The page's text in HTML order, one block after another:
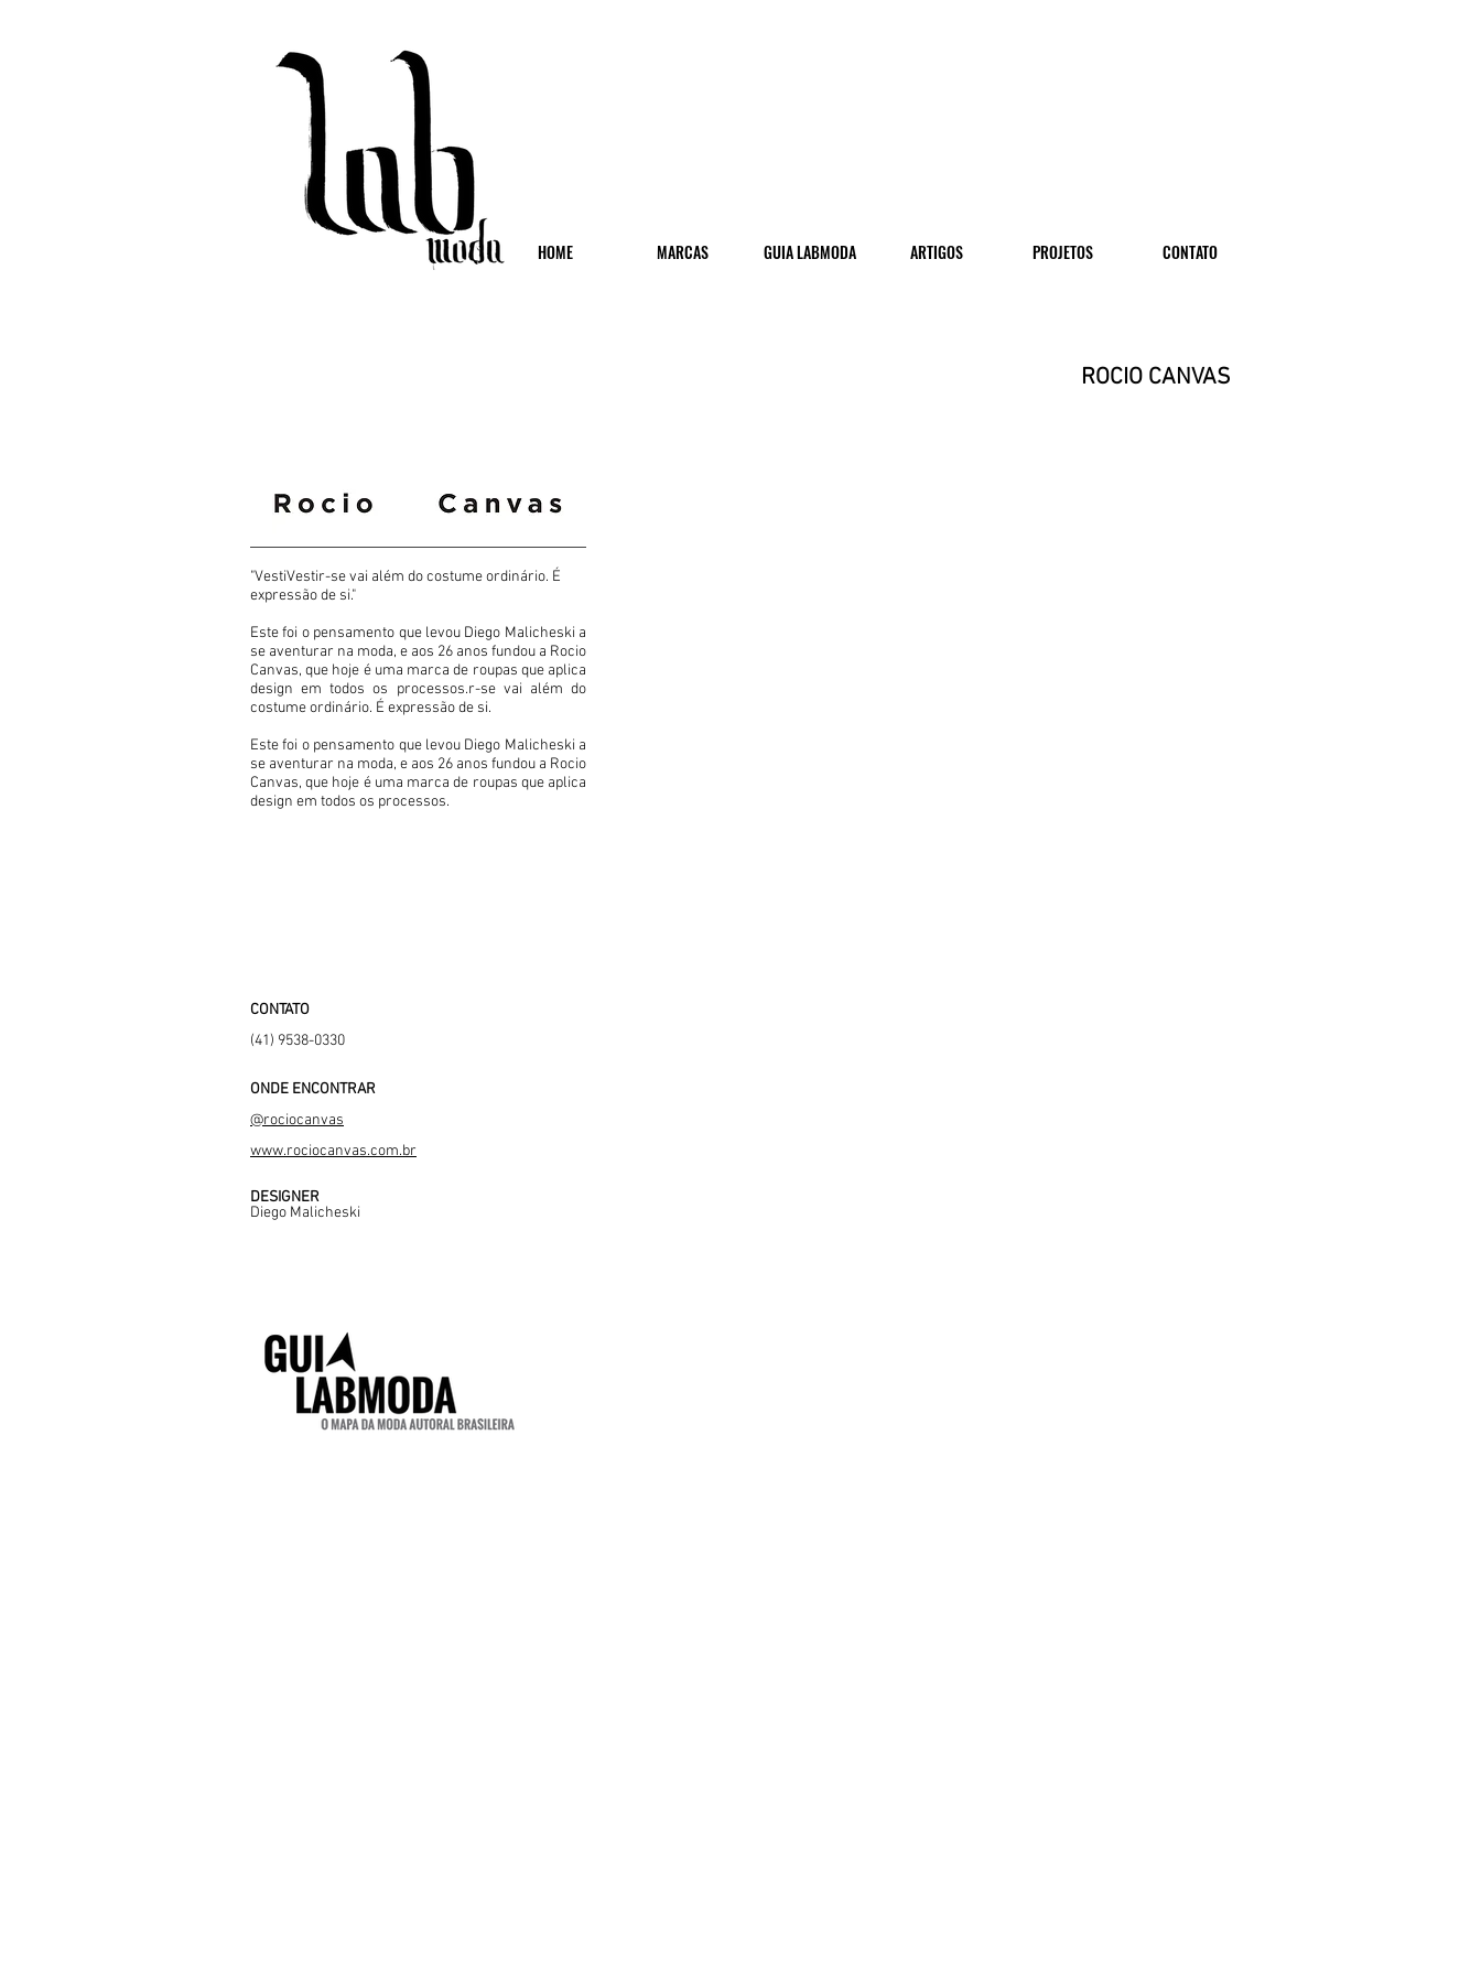
HOME MARCAS GUIA LABMODA ARTIGOS PROJETOS CONTATO
ROCIO CANVAS
"VestiVestir-se vai além do costume ordinário. É
expressão de si."
Este foi o pensamento que levou Diego Malicheski a
se aventurar na moda, e aos 26 anos fundou a Rocio
Canvas, que hoje é uma marca de roupas que aplica
design em todos os processos.r-se vai além do
costume ordinário. É expressão de si.
Este foi o pensamento que levou Diego Malicheski a
se aventurar na moda, e aos 26 anos fundou a Rocio
Canvas, que hoje é uma marca de roupas que aplica
design em todos os processos.
CONTATO
(41) 9538-0330
ONDE ENCONTRAR
@rociocanvas
www.rociocanvas.com.br
DESIGNER
Diego Malicheski